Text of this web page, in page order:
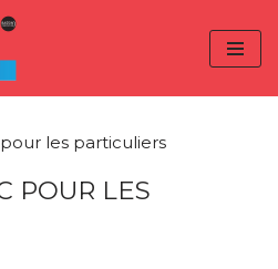
les particuliers
POUR LES